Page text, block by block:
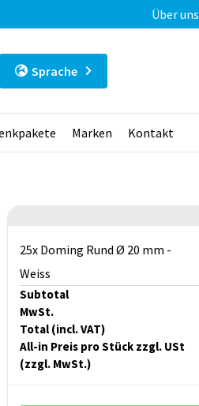
Über uns
Sprache
Marken Kontakt
25x Doming Rund Ø 20 mm -
Weiss
Subtotal
MwSt.
Total (incl. VAT)
All-in Preis pro Stück zzgl. USt
(zzgl. MwSt.)